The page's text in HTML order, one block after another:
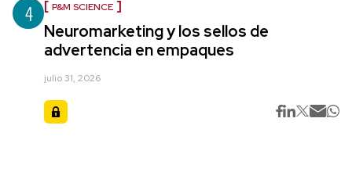
4 P&M SCIENCE
Neuromarketing y los sellos de
advertencia en empaques
julio 31, 2026